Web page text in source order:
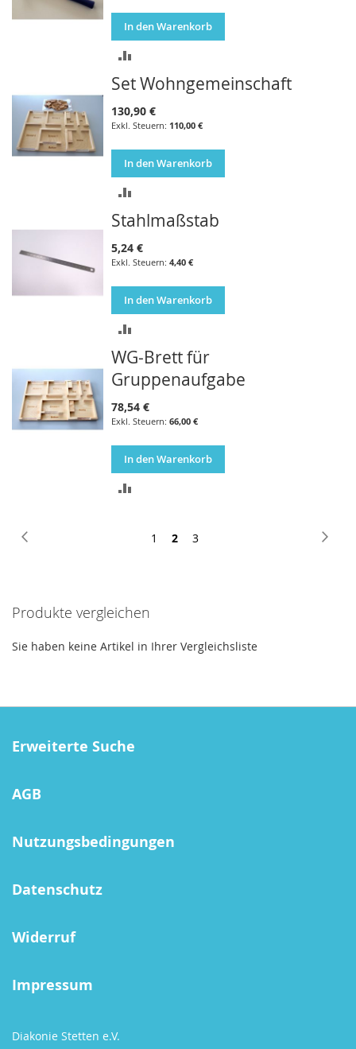
In den Warenkorb
VERGLEICHSLISTE
HINZUFÜGEN
Set Wohngemeinschaft
130,90 €
110,00 €
In den Warenkorb
VERGLEICHSLISTE
HINZUFÜGEN
Stahlmaßstab
5,24 €
4,40 €
In den Warenkorb
VERGLEICHSLISTE
HINZUFÜGEN
WG-Brett für
Gruppenaufgabe
78,54 €
66,00 €
In den Warenkorb
HINZUFÜGEN
Seite
Seite
1
Sie
2 Seite
3
Produkte vergleichen
Sie haben keine Artikel in Ihrer Vergleichsliste
Erweiterte Suche
AGB
Nutzungsbedingungen
Datenschutz
Widerruf
Impressum
Diakonie Stetten e.V.